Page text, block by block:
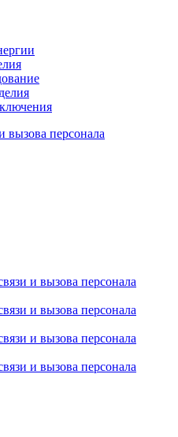
вызова персонала
и вызова персонала
и вызова персонала
и вызова персонала
и вызова персонала